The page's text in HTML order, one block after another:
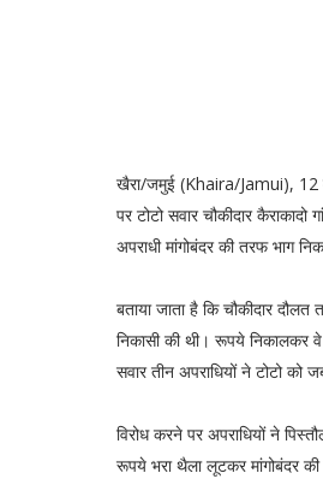
खैरा/जमुई (Khaira/Jamui), 12
पर टोटो सवार चौकीदार
अपराधी मांगोबंदर की तरफ भाग
बताया जाता है कि चौकीदार
निकासी की थी। रूपये निकालकर
सवार तीन अपराधियों ने टोटो
विरोध करने पर अपराधियों ने
रूपये भरा थैला लूटकर मांगोबंदर